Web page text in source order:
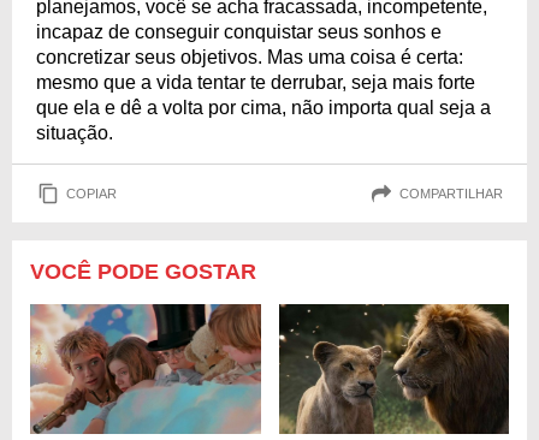
planejamos, você se acha fracassada, incompetente,
incapaz de conseguir conquistar seus sonhos e
concretizar seus objetivos. Mas uma coisa é certa:
mesmo que a vida tentar te derrubar, seja mais forte
que ela e dê a volta por cima, não importa qual seja a
situação.
COPIAR COMPARTILHAR
VOCÊ PODE GOSTAR